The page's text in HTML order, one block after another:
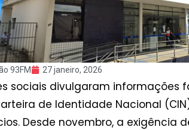
93FM 27 janeiro, 2026
sociais divulgaram informações
de Identidade Nacional
Desde novembro, a exigência